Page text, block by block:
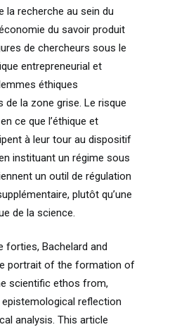
la recherche au sein du
du savoir produit
de chercheurs sous le
entrepreneurial et
éthiques
de la zone grise. Le risque
ce que l’éthique et
à leur tour au dispositif
instituant un régime sous
un outil de régulation
plutôt qu’une
de la science.
forties, Bachelard and
portrait of the formation of
scientific ethos from,
epistemological reflection
analysis. This article